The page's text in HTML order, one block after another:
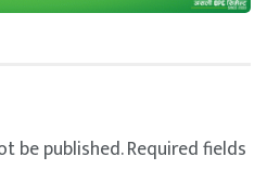
be published.Required fields